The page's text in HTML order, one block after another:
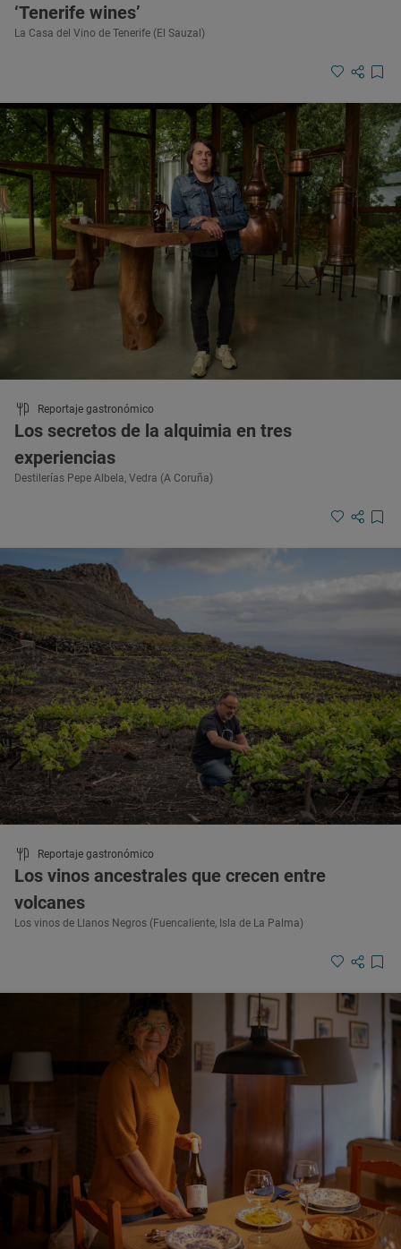
‘Tenerife wines’
La Casa del Vino de Tenerife (El Sauzal)
Reportaje gastronómico
Los secretos de la alquimia en tres
experiencias
Destilerías Pepe Albela, Vedra (A Coruña)
Reportaje gastronómico
Los vinos ancestrales que crecen entre
volcanes
Los vinos de Llanos Negros (Fuencaliente, Isla de La Palma)